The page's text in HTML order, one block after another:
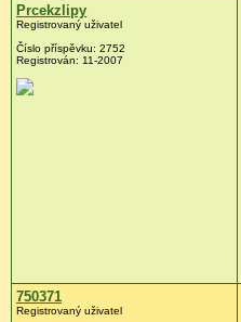
Prcekzlipy
Registrovaný uživatel
Číslo příspěvku: 2752
Registrován: 11-2007
750371
Registrovaný uživatel